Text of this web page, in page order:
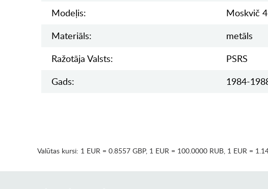
Modeļis:
Moskvič
Materiāls:
metāls
Ražotāja Valsts:
PSRS
Gads:
1984-
Valūtas kursi: 1 EUR = 0.8557 GBP, 1 EUR = 100.0000 RUB, 1 EUR =